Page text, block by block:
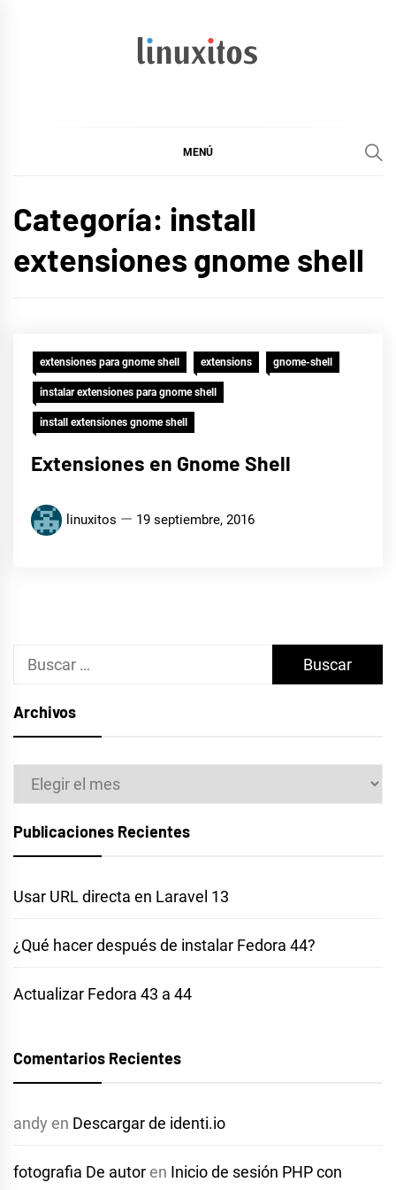
MENÚ
Categoría: install
extensiones gnome shell
extensiones para gnome shell extensions gnome-shell
instalar extensiones para gnome shell
install extensiones gnome shell
Extensiones en Gnome Shell
linuxitos 19 septiembre, 2016
Buscar:
Archivos
Archivos
Publicaciones Recientes
Usar URL directa en Laravel 13
¿Qué hacer después de instalar Fedora 44?
Actualizar Fedora 43 a 44
Comentarios Recientes
andy en Descargar de identi.io
fotografia De autor en Inicio de sesión PHP con